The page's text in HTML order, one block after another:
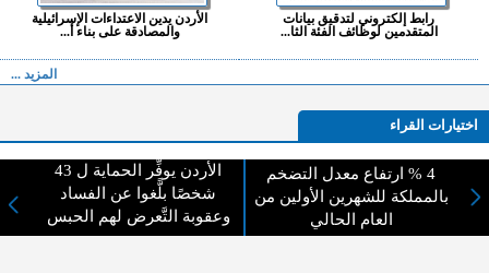
رابط إلكتروني لتدقيق بيانات
المتقدمين لوظائف الفئة الثا...
الأردن يدين الاعتداءات الإسرائيلية
والمصادقة على بناء أ...
المزيد ...
اختيارات القراء
4 % ارتفاع معدل التضخم
بالمملكة للشهرين الأولين من
العام الحالي
الأردن يوفِّر الحماية ل 43
شخصًا بلًّغوا عن الفساد
وعقوبة التَّعرض لهم الحبس
حتى سنتين